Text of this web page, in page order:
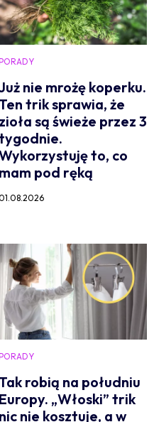
nie mrożę koperku.
trik sprawia, że
zioła są świeże przez 3
to, co
mam pod ręką
robią na południu
Europy. „Włoski” trik
nic nie kosztuje, a w